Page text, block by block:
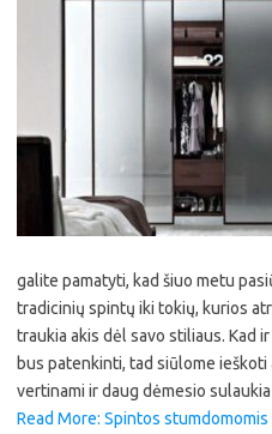
galite pamatyti, kad šiuo metu
tradicinių spintų iki tokių, kurios
traukia akis dėl savo stiliaus. Kad
bus patenkinti, tad siūlome ieškoti
vertinami ir daug dėmesio
Read More: Spintos